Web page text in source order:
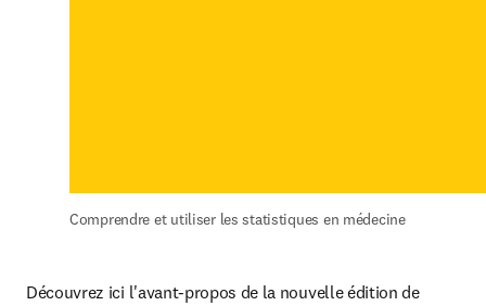
Comprendre et utiliser les statistiques en médecine
Découvrez ici l'avant-propos de la nouvelle édition de